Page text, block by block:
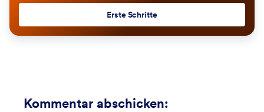
Erste Schritte
Kommentar abschicken: